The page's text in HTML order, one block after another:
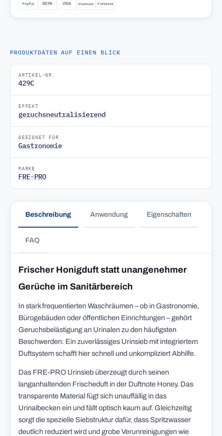
PRODUKTDATEN AUF EINEN BLICK
ARTIKEL-NR.
429C
EFFEKT
geruchsneutralisierend
GEEIGNET FÜR
Gastronomie
MARKE
FRE-PRO
Beschreibung Anwendung Eigenschaften
FAQ
Frischer Honigduft statt unangenehmer
Gerüche im Sanitärbereich
In stark frequentierten Waschräumen – ob in Gastronomie,
Bürogebäuden oder öffentlichen Einrichtungen – gehört
Geruchsbelästigung an Urinalen zu den häufigsten
Beschwerden. Ein zuverlässiges Urinsieb mit integriertem
Duftsystem schafft hier schnell und unkompliziert Abhilfe.
Das FRE-PRO Urinsieb überzeugt durch seinen
langanhaltenden Frischeduft in der Duftnote Honey. Das
transparente Material fügt sich unauffällig in das
Urinalbecken ein und fällt optisch kaum auf. Gleichzeitig
sorgt die spezielle Siebstruktur dafür, dass Spritzwasser
deutlich reduziert wird und grobe Verunreinigungen wie